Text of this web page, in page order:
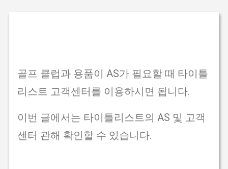
골프 클럽과 용품이 AS가 필요할 때 타이틀
리스트 고객센터를 이용하시면 됩니다.
이번 글에서는 타이틀리스트의 AS 및 고객
센터 관해 확인할 수 있습니다.